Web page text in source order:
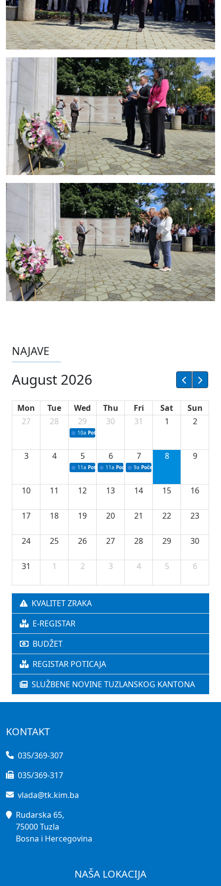
NAJAVE
August 2026
Mon Tue Wed Thu Fri Sat
Sun
27
28 29
10a Potpisivanje ugovora sa neprofitnim
30 31 1 2
3 4 5
11a Potpisivanje ugovora o stipendijama za
6
11a Podrška razvoju vodne infrastrukture u
7
9a Početak izgradnje nove
8 9
10 11 12 13 14 15 16
17 18 19 20 21 22 23
24 25 26 27 28 29 30
31 1 2 3 4 5 6
KVALITET ZRAKA
E-REGISTAR
BUDŽET
REGISTAR POTICAJA
SLUŽBENE NOVINE TUZLANSKOG KANTONA
KONTAKT
035/369-307
035/369-317
vlada@tk.kim.ba
Rudarska 65,
75000 Tuzla
Bosna i Hercegovina
NAŠA LOKACIJA